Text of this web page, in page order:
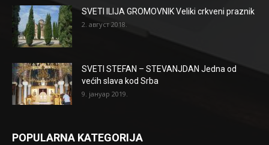
SVETI ILIJA GROMOVNIK Veliki crkveni praznik
2. август 2018.
SVETI STEFAN – STEVANJDAN Jedna od
većih slava kod Srba
9. јануар 2019.
POPULARNA KATEGORIJA